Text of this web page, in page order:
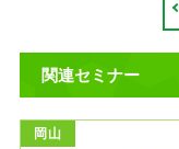
関連セミナー
岡山